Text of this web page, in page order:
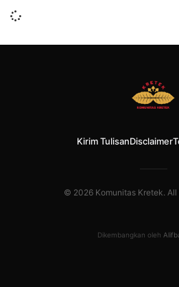
dianggap meresahkan
Kirim TulisanDisclaimer
© 2026 Komunitas Kretek. All
Dikembangkan oleh